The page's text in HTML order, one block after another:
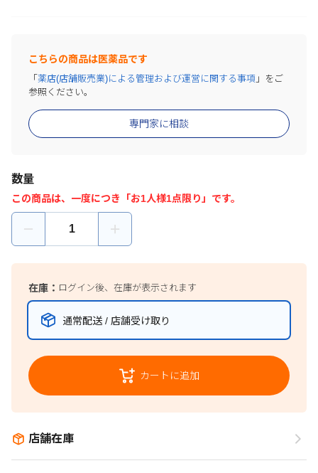
こちらの商品は医薬品です
専門家に相談
「 薬店(店舗販売業)による管理および運営に関する事項 」をご
参照ください。
数量
この商品は、一度につき「お1人様1点限り」です。
在庫： ログイン後、在庫が表示されます
通常配送 / 店舗受け取り
カートに追加
店舗在庫